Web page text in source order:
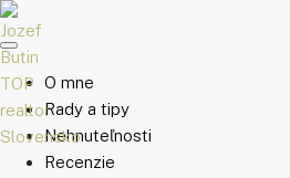
O mne
Rady a tipy
Nehnuteľnosti
Recenzie